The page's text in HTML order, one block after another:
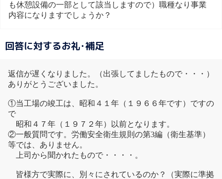
も休憩設備の一部として該当しますので）職種なり事業
内容になりますでしょうか？
回答に対するお礼･補足
返信が遅くなりました。（出張してましたもので・・・）
ありがとうございました。
①当工場の竣工は、昭和４１年（１９６６年です）ですの
で
昭和４７年（１９７２年）以前となります。
②一般質問です。労働安全衛生規則の第3編（衛生基準）
等では、ありません。
上司から聞かれたもので・・・・。
皆様方で実際に、別々にされているのか？（実際に準拠